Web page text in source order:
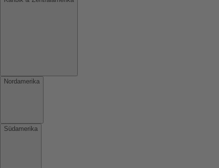
Nordamerika
Südamerika